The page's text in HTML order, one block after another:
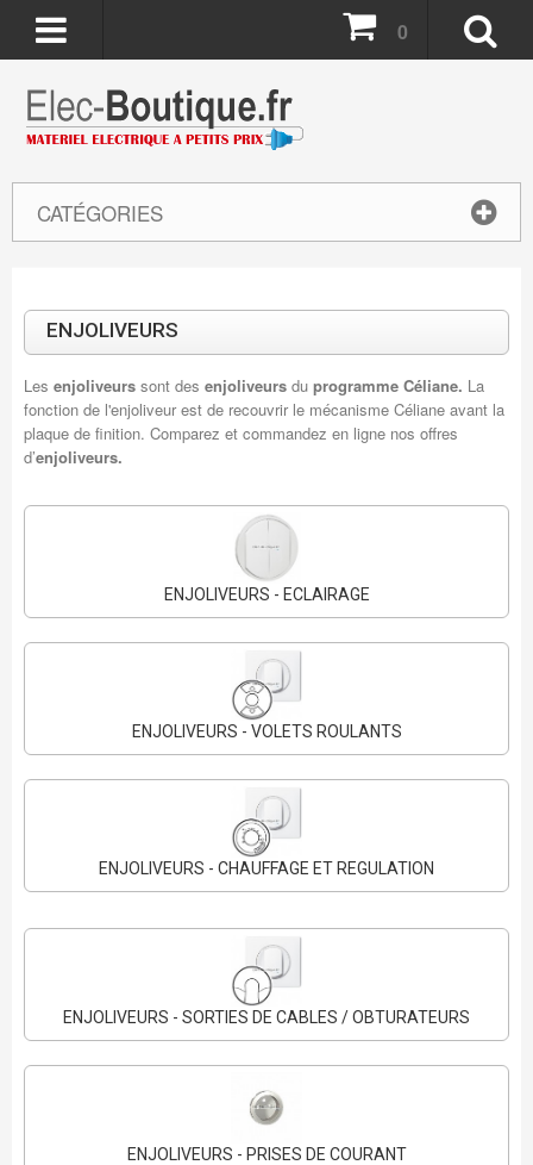
CATÉGORIES
0
ENJOLIVEURS
Les enjoliveurs sont des enjoliveurs duprogramme Céliane. La
fonction de l'enjoliveur est de recouvrir le mécanisme Céliane avant la
plaque de finition. Comparez et commandez en ligne nos offres
d’enjoliveurs.
ENJOLIVEURS - ECLAIRAGE
ENJOLIVEURS - VOLETS ROULANTS
ENJOLIVEURS - CHAUFFAGE ET REGULATION
ENJOLIVEURS - SORTIES DE CABLES / OBTURATEURS
ENJOLIVEURS - PRISES DE COURANT